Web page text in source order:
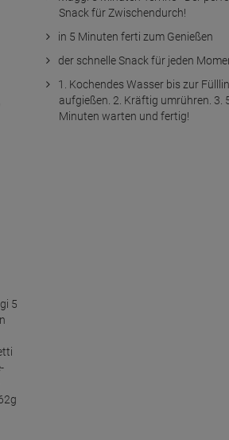
Snack für Zwischendurch!
in 5 Minuten ferti zum Genießen
der schnelle Snack für jeden
1. Kochendes Wasser bis zur
aufgießen. 2. Kräftig umrühren. 3.
Minuten warten und fertig!